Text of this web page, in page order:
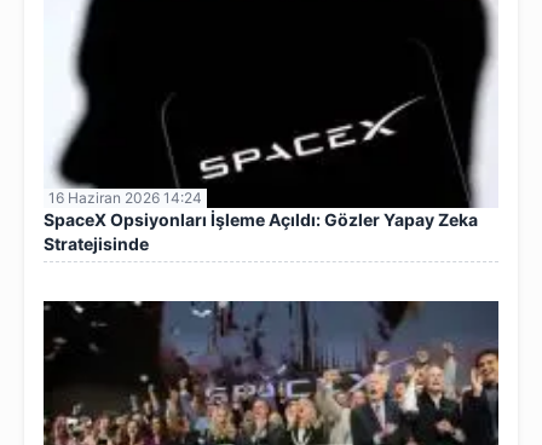
16 Haziran 2026 14:24
SpaceX Opsiyonları İşleme Açıldı: Gözler Yapay Zeka
Stratejisinde